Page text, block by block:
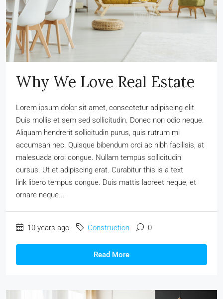
Why We Love Real Estate
Lorem ipsum dolor sit amet, consectetur adipiscing elit.
Duis mollis et sem sed sollicitudin. Donec non odio neque.
Aliquam hendrerit sollicitudin purus, quis rutrum mi
accumsan nec. Quisque bibendum orci ac nibh facilisis, at
malesuada orci congue. Nullam tempus sollicitudin
cursus. Ut et adipiscing erat. Curabitur this is a text
link libero tempus congue. Duis mattis laoreet neque, et
ornare neque...
10 years ago Construction 0
Read More